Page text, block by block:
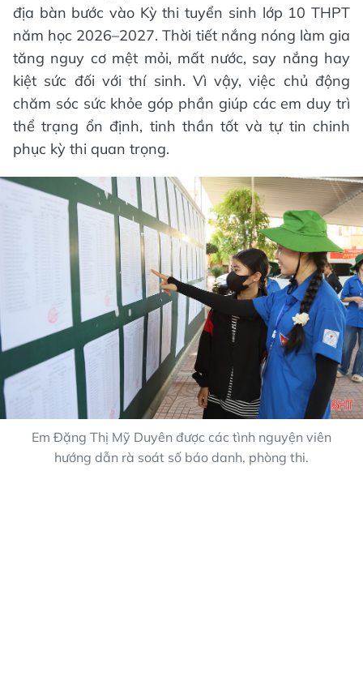
địa bàn bước vào Kỳ thi tuyển sinh lớp 10 THPT
năm học 2026–2027. Thời tiết nắng nóng làm gia
tăng nguy cơ mệt mỏi, mất nước, say nắng hay
kiệt sức đối với thí sinh. Vì vậy, việc chủ động
chăm sóc sức khỏe góp phần giúp các em duy trì
thể trạng ổn định, tinh thần tốt và tự tin chinh
phục kỳ thi quan trọng.
Em Đặng Thị Mỹ Duyên được các tình nguyện viên
hướng dẫn rà soát số báo danh, phòng thi.